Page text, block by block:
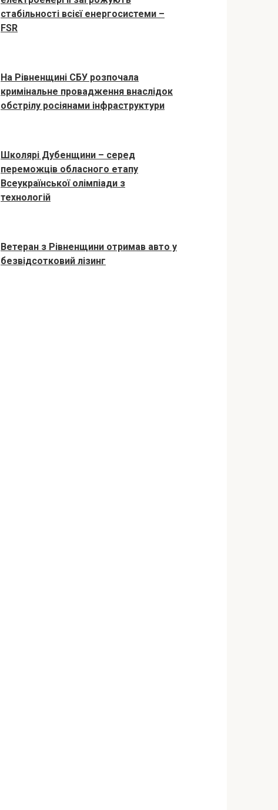
стабільності всієї енергосистеми –
FSR
На Рівненщині СБУ розпочала
кримінальне провадження внаслідок
обстрілу росіянами інфраструктури
Школярі Дубенщини – серед
переможців обласного етапу
Всеукраїнської олімпіади з
технологій
Ветеран з Рівненщини отримав авто у
безвідсотковий лізинг